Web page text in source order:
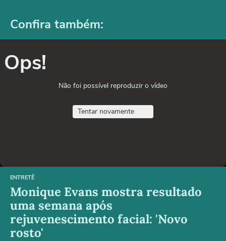
Confira também:
Ops!
Não foi possível reproduzir o vídeo
Tentar novamente
ENTRETÊ
Monique Evans mostra resultado
uma semana após
rejuvenescimento facial: 'Novo
rosto'